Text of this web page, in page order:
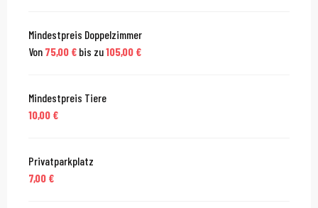
Mindestpreis Doppelzimmer
Von 75,00 € bis zu105,00 €
Mindestpreis Tiere
10,00 €
Privatparkplatz
7,00 €